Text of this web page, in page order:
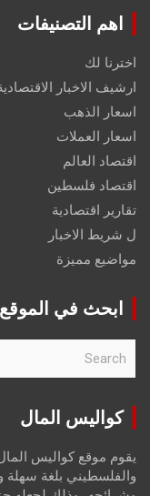
اهم التصنيفات
اخترنا لك
ارشيف الاخبار
اسعار الذهب
اسعار العملات
اقتصاد العالم
اقتصاد فلسطين
تقارير اقتصادية
ل شريط الاخبار
مواضيع مميزة
ابحث في الموقع
r
كواليس المال
يقوم موقع كواليس
والفلسطيني بلغة سهلة